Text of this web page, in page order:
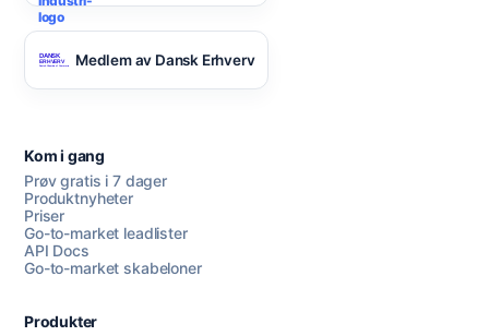
Medlem av Dansk Erhverv
Kom i gang
Prøv gratis i 7 dager
Produktnyheter
Priser
Go-to-market leadlister
API Docs
Go-to-market skabeloner
Produkter